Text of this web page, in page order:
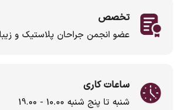
تخصص
عضو انجمن جراحان پلاستیک و
ساعات کاری
شنبه تا پنج شنبه 10.00 - 19.00